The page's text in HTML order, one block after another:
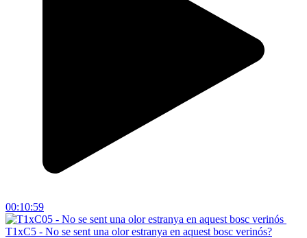
00:10:59
T1xC5 - No se sent una olor estranya en aquest bosc verinós?